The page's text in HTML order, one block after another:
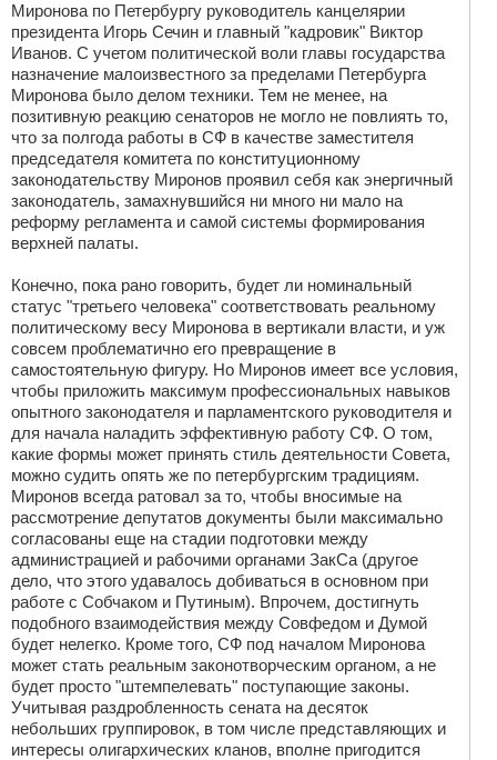
Миронова по Петербургу руководитель канцелярии
президента Игорь Сечин и главный "кадровик" Виктор
Иванов. С учетом политической воли главы государства
назначение малоизвестного за пределами Петербурга
Миронова было делом техники. Тем не менее, на
позитивную реакцию сенаторов не могло не повлиять то,
что за полгода работы в СФ в качестве заместителя
председателя комитета по конституционному
законодательству Миронов проявил себя как энергичный
законодатель, замахнувшийся ни много ни мало на
реформу регламента и самой системы формирования
верхней палаты.
Конечно, пока рано говорить, будет ли номинальный
статус "третьего человека" соответствовать реальному
политическому весу Миронова в вертикали власти, и уж
совсем проблематично его превращение в
самостоятельную фигуру. Но Миронов имеет все условия,
чтобы приложить максимум профессиональных навыков
опытного законодателя и парламентского руководителя и
для начала наладить эффективную работу СФ. О том,
какие формы может принять стиль деятельности Совета,
можно судить опять же по петербургским традициям.
Миронов всегда ратовал за то, чтобы вносимые на
рассмотрение депутатов документы были максимально
согласованы еще на стадии подготовки между
администрацией и рабочими органами ЗакСа (другое
дело, что этого удавалось добиваться в основном при
работе с Собчаком и Путиным). Впрочем, достигнуть
подобного взаимодействия между Совфедом и Думой
будет нелегко. Кроме того, СФ под началом Миронова
может стать реальным законотворческим органом, а не
будет просто "штемпелевать" поступающие законы.
Учитывая раздробленность сената на десяток
небольших группировок, в том числе представляющих и
интересы олигархических кланов, вполне пригодится